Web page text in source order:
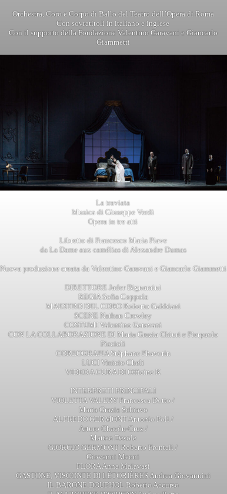
Orchestra, Coro e Corpo di Ballo del Teatro dell’Opera di Roma
Con sovratitoli in italiano e inglese
Con il supporto della Fondazione Valentino Garavani e Giancarlo
Giammetti
La traviata
Musica di Giuseppe Verdi
Opera in tre atti
Libretto di Francesco Maria Piave
da La Dame aux camélias di Alexandre Dumas
Nuova produzione creata da Valentino Garavani e Giancarlo Giammetti
DIRETTORE Jader Bignamini
REGIA Sofia Coppola
MAESTRO DEL CORO Roberto Gabbiani
SCENE Nathan Crowley
COSTUMI Valentino Garavani
CON LA COLLABORAZIONE DI Maria Grazia Chiuri e Pierpaolo
Piccioli
COREOGRAFIA Stéphane Phavorin
LUCI Vinicio Cheli
VIDEO A CURA DI Officine K
INTERPRETI PRINCIPALI
VIOLETTA VALERY Francesca Dotto /
Maria Grazia Schiavo
ALFREDO GERMONT Antonio Poli /
Arturo Chacón-Cruz /
Matteo Desole
GIORGIO GERMONT Roberto Frontali /
Giovanni Meoni
FLORA Anna Malavasi
GASTONE, VISCONTE DI LÉTORIÈRES Andrea Giovannini
IL BARONE DOUPHOL Roberto Accurso